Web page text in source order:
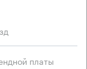
платы